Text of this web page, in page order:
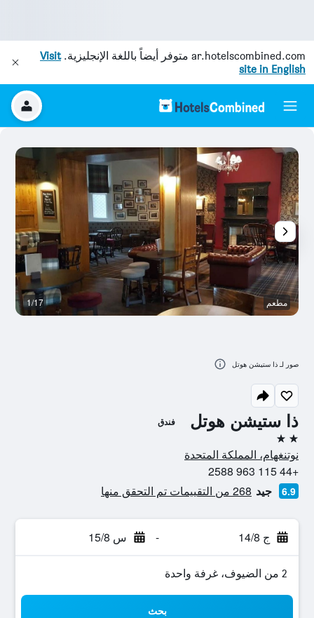
ar.hotelscombined.com متوفر أيضاً باللغة الإنجليزية.Visit
site in English
ذا ستيشن هوتل فندق
2 نجمتين
نوتنغهام، المملكة المتحدة
+44 115 963 2588
6.9 جيد 268 من التقييمات تم التحقق منها
ج 14/8 - س 15/8
2 من الضيوف، غرفة واحدة
بحث
مطعم 1/17
صور لـ ذا ستيشن هوتل